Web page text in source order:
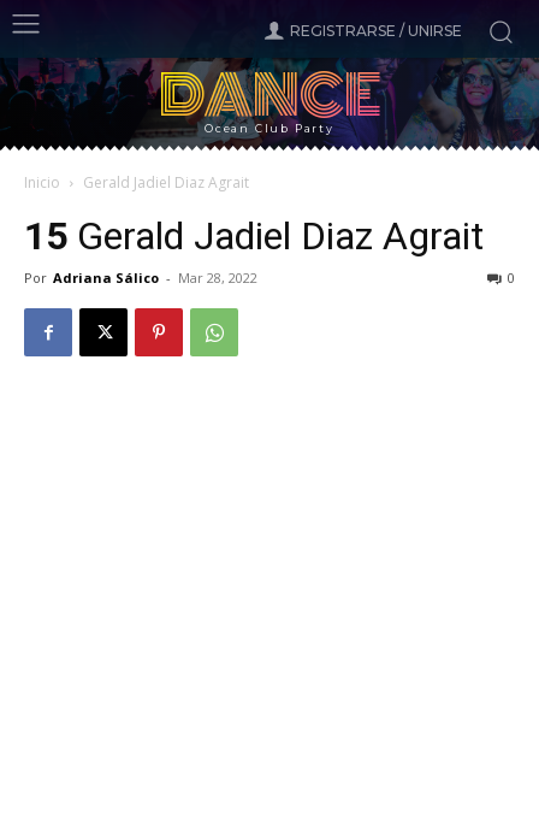
REGISTRARSE / UNIRSE
DANCE
Ocean Club Party
Inicio Gerald Jadiel Diaz Agrait
15 Gerald Jadiel Diaz Agrait
Por Adriana Sálico - Mar 28, 2022 0